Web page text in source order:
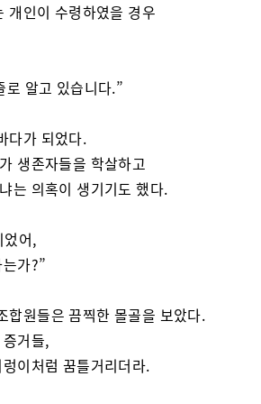
개인이 수령하였을 경우
로 알고 있습니다.”
다가 되었다.
생존자들을 학살하고
는 의혹이 생기기도 했다.
어,
가?”
합원들은 끔찍한 몰골을 보았다.
거들,
이처럼 꿈틀거리더라.